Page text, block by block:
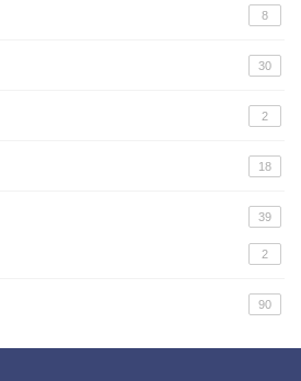
8
30
2
18
39
2
90